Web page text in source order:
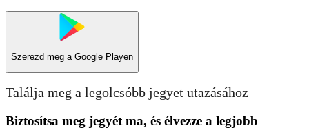
Szerezd meg a Google Playen
Találja meg a legolcsóbb jegyet utazásához
Biztosítsa meg jegyét ma, és élvezze a legjobb